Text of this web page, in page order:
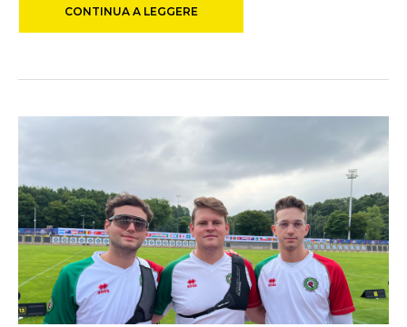
CONTINUA A LEGGERE